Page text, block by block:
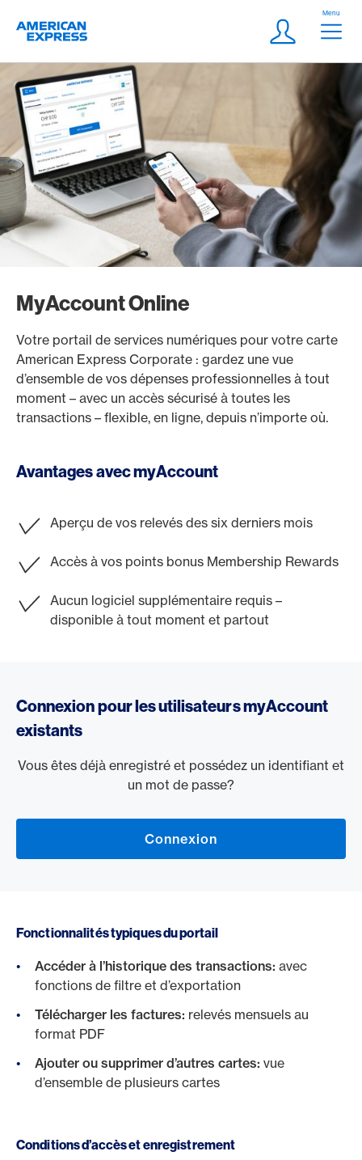
Logo
Meta
Login
Menu
MyAccount Online
Votre portail de services numériques pour votre carte
American Express Corporate : gardez une vue
d’ensemble de vos dépenses professionnelles à tout
moment – avec un accès sécurisé à toutes les
transactions – flexible, en ligne, depuis n’importe où.
Avantages avec myAccount
Aperçu de vos relevés des six derniers mois
Accès à vos points bonus Membership Rewards
Aucun logiciel supplémentaire requis –
disponible à tout moment et partout
Connexion pour les utilisateurs myAccount
existants
Vous êtes déjà enregistré et possédez un identifiant et
un mot de passe?
Connexion
Fonctionnalités typiques du portail
Accéder à l’historique des transactions: avec
fonctions de filtre et d’exportation
Télécharger les factures: relevés mensuels au
format PDF
Ajouter ou supprimer d’autres cartes: vue
d’ensemble de plusieurs cartes
Conditions d’accès et enregistrement